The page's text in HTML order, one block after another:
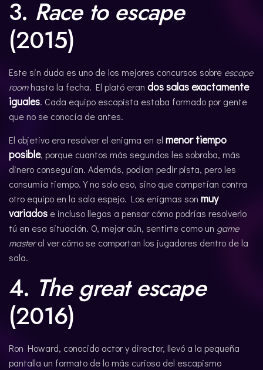
3. Race to escape
(2015)
Este sin duda es uno de los mejores concursos sobre escape
roomhasta la fecha. El plató eran dos salas exactamente
iguales. Cada equipo escapista estaba formado por gente
que no se conocía de antes.
El objetivo era resolver el enigma en el menor tiempo
posible, porque cuantos más segundos les sobraba, más
dinero conseguían. Además, podían pedir pista, pero les
consumía tiempo. Y no solo eso, sino que competían contra
otro equipo en la sala espejo. Los enigmas son muy
variados e incluso llegas a pensar cómo podrías resolverlo
tú en esa situación. O, mejor aún, sentirte como un game
masteral ver cómo se comportan los jugadores dentro de la
sala.
4. The great escape
(2016)
Ron Howard, conocido actor y director, llevó a la pequeña
pantalla un formato de lo más curioso del escapismo